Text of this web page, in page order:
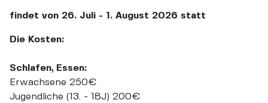
findet von 26. Juli - 1. August 2026 statt
Die Kosten:
Schlafen, Essen:
Erwachsene 250€
Jugendliche (13. - 18J) 200€